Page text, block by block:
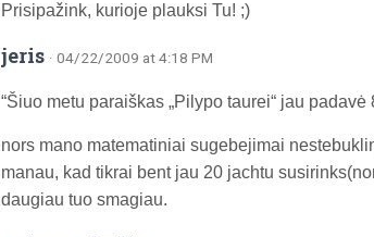
Prisipažink, kurioje plauksi Tu! ;)
jeris · 04/22/2009 at 4:18 PM
“Šiuo metu paraiškas „Pilypo taurei“ jau padavė
nors mano matematiniai sugebejimai
manau, kad tikrai bent jau 20 jachtu
daugiau tuo smagiau.